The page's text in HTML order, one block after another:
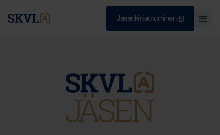
Jäsenkirjautuminen